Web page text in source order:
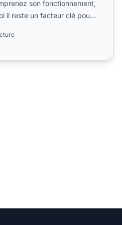
son fonctionnement,
il reste un facteur clé pour